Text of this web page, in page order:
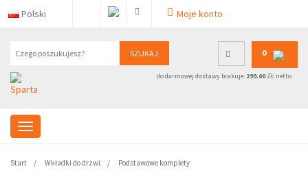
Polski Moje konto
SZUKAJ 0
do darmowej dostawy brakuje: 299.00ZŁ netto
Start Wkładki do drzwi Podstawowe komplety